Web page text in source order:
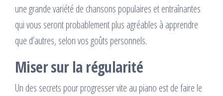
une grande variété de chansons populaires et entraînantes
qui vous seront probablement plus agréables à apprendre
que d’autres, selon vos goûts personnels.
Miser sur la régularité
Un des secrets pour progresser vite au piano est de faire le